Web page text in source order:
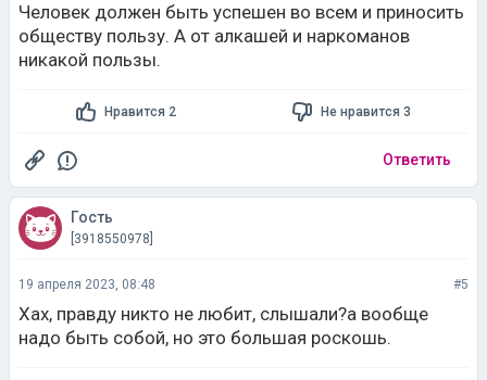
Человек должен быть успешен во всем и приносить
обществу пользу. А от алкашей и наркоманов
никакой пользы.
Нравится 2 Не нравится 3
Ответить
Гость
[3918550978]
19 апреля 2023, 08:48 #5
Хах, правду никто не любит, слышали?а вообще
надо быть собой, но это большая роскошь.